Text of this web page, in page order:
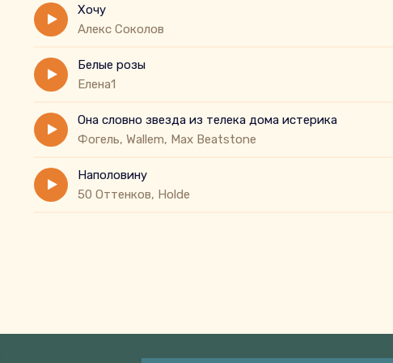
Хочу
Алекс Соколов
Белые розы
Елена1
Она словно звезда из телека дома истерика
Фогель, Wallem, Max Beatstone
Наполовину
50 Оттенков, Holde